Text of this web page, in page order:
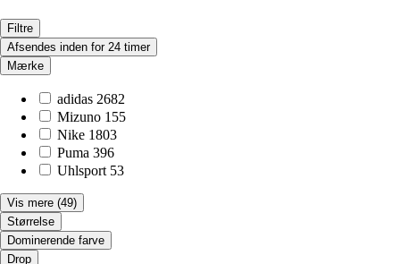
Filtre
Afsendes inden for 24 timer
Mærke
adidas 2682
Mizuno 155
Nike 1803
Puma 396
Uhlsport 53
Vis mere (49)
Størrelse
Dominerende farve
Drop